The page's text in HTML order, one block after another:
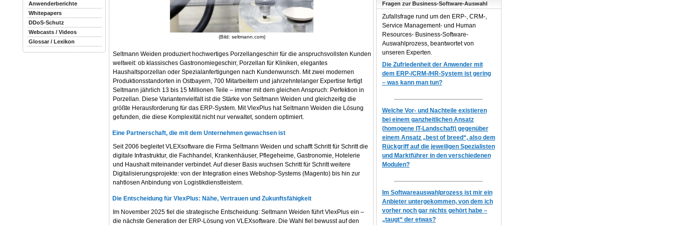
(Bild: seltmann.com)
Seltmann Weiden produziert hochwertiges Porzellangeschirr für die anspruchsvollsten Kunden
weltweit: ob klassisches Gastronomiegeschirr, Porzellan für Kliniken, elegantes
Haushaltsporzellan oder Spezialanfertigungen nach Kundenwunsch. Mit zwei modernen
Produktionsstandorten in Ostbayern, 700 Mitarbeitern und jahrzehntelanger Expertise fertigt
Seltmann jährlich 13 bis 15 Millionen Teile – immer mit dem gleichen Anspruch: Perfektion in
Porzellan. Diese Variantenvielfalt ist die Stärke von Seltmann Weiden und gleichzeitig die
größte Herausforderung für das ERP-System. Mit VlexPlus hat Seltmann Weiden die Lösung
gefunden, die diese Komplexität nicht nur verwaltet, sondern optimiert.
Eine Partnerschaft, die mit dem Unternehmen gewachsen ist
Seit 2006 begleitet VLEXsoftware die Firma Seltmann Weiden und schafft Schritt für Schritt die
digitale Infrastruktur, die Fachhandel, Krankenhäuser, Pflegeheime, Gastronomie, Hotelerie
und Haushalt miteinander verbindet. Auf dieser Basis wuchsen Schritt für Schritt weitere
Digitalisierungsprojekte: von der Integration eines Webshop-Systems (Magento) bis hin zur
nahtlosen Anbindung von Logistikdienstleistern.
Die Entscheidung für VlexPlus: Nähe, Vertrauen und Zukunftsfähigkeit
Im November 2025 fiel die strategische Entscheidung: Seltmann Weiden führt VlexPlus ein –
die nächste Generation der ERP-Lösung von VLEXsoftware. Die Wahl fiel bewusst auf den
Anwenderberichte
Whitepapers
DDoS-Schutz
Webcasts / Videos
Glossar / Lexikon
Fragen zur Business-Software-Auswahl
Zufallsfrage rund um den ERP-, CRM-,
Service Management- und Human
Resources- Business-Software-
Auswahlprozess, beantwortet von
unseren Experten.
Die Zufriedenheit der Anwender mit
dem ERP-/CRM-/HR-System ist gering
– was kann man tun?
Welche Vor- und Nachteile existieren
bei einem ganzheitlichen Ansatz
(homogene IT-Landschaft) gegenüber
einem Ansatz „best of breed“, also dem
Rückgriff auf die jeweiligen Spezialisten
und Marktführer in den verschiedenen
Modulen?
Im Softwareauswahlprozess ist mir ein
Anbieter untergekommen, von dem ich
vorher noch gar nichts gehört habe –
„taugt“ der etwas?